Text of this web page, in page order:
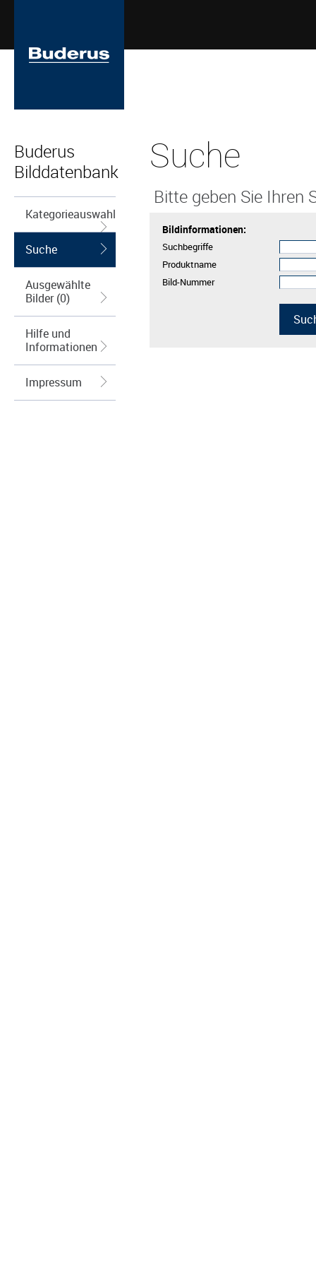
Buderus
Bilddatenbank
Kategorieauswahl
Suche
Ausgewählte
Bilder (0)
Hilfe und
Informationen
Impressum
Suche
Bitte geben Sie Ihren
Bildinformationen:
Suchbegriffe
Produktname
Bild-Nummer